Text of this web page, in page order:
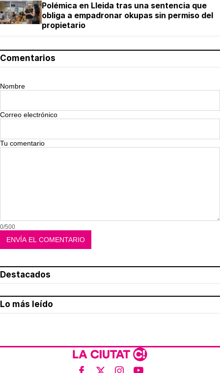
Polémica en Lleida tras una sentencia que
obliga a empadronar okupas sin permiso del
propietario
Comentarios
Nombre
Correo electrónico
Tu comentario
0/500
Destacados
Lo más leído